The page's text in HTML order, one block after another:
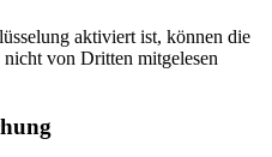
aktiviert ist, können die
von Dritten mitgelesen